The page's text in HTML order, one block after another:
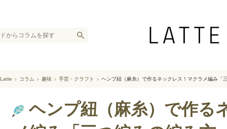
Latte コラム 趣味 手芸・クラフト ヘンプ紐（麻糸）で作るネックレス！マクラメ編み「
ヘンプ紐（麻糸）で作る